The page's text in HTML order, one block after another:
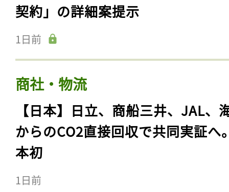
契約」の詳細案提示
1日前
商社・物流
【日本】日立、商船三井、JAL、
からのCO2直接回収で共同実証へ
本初
1日前